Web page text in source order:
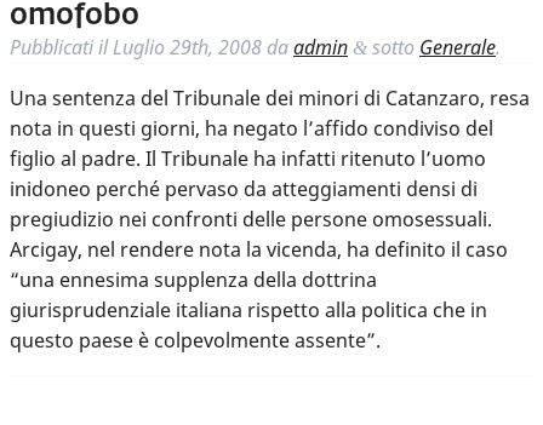
omofobo
Pubblicati ilLuglio 29th, 2008 daadmin & sotto Generale.
Una sentenza del Tribunale dei minori di Catanzaro, resa
nota in questi giorni, ha negato l’affido condiviso del
figlio al padre. Il Tribunale ha infatti ritenuto l’uomo
inidoneo perché pervaso da atteggiamenti densi di
pregiudizio nei confronti delle persone omosessuali.
Arcigay, nel rendere nota la vicenda, ha definito il caso
“una ennesima supplenza della dottrina
giurisprudenziale italiana rispetto alla politica che in
questo paese è colpevolmente assente”.